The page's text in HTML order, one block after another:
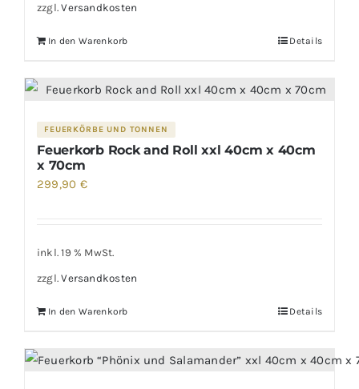
zzgl.Versandkosten
In den Warenkorb Details
FEUERKÖRBE UND TONNEN
Feuerkorb Rock and Roll xxl 40cm x 40cm
x 70cm
299,90 €
inkl. 19 % MwSt.
zzgl.Versandkosten
In den Warenkorb Details